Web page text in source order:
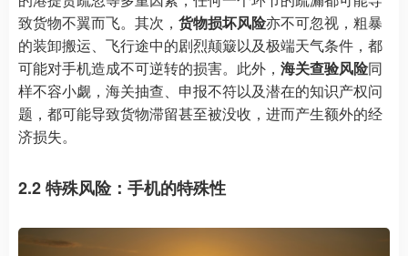
致货物不翼而飞。其次， 货物损坏风险亦不可忽视，粗暴
的装卸搬运、飞行途中的剧烈颠簸以及极端天气条件，都
可能对手机造成不可逆转的损害。此外， 海关查验风险同
样不容小觑，海关抽查、申报不符以及潜在的知识产权问
题，都可能导致货物滞留甚至被没收，进而产生额外的经
济损失。
2.2 特殊风险：手机的特殊性